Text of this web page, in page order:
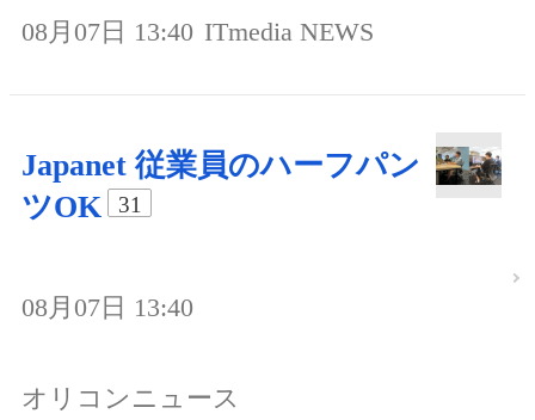
08月07日 13:40 ITmedia NEWS
Japanet 従業員のハーフパン
ツOK
31
08月07日 13:40
オリコンニュース